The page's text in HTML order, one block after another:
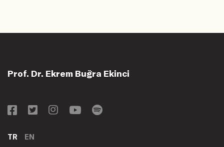
Prof. Dr. Ekrem Buğra Ekinci
TR EN